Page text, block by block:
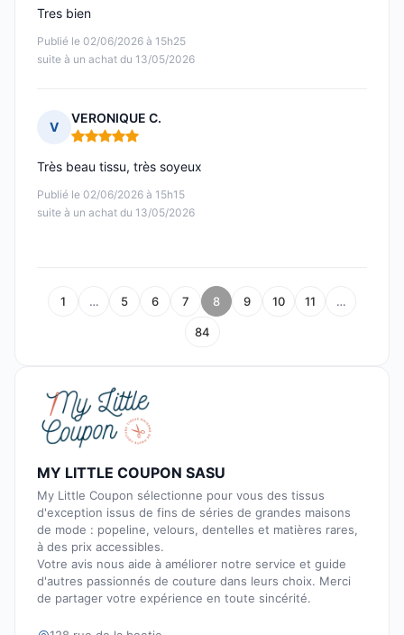
Publié le 02/06/2026 à 15h25
suite à un achat du 13/05/2026
Tres bien
V
VERONIQUE C.
Note : 5 sur 5
Publié le 02/06/2026 à 15h15
suite à un achat du 13/05/2026
Très beau tissu, très soyeux
1 … 5 6 7 8 9 10 11 …
84
MY LITTLE COUPON SASU
My Little Coupon sélectionne pour vous des tissus
d'exception issus de fins de séries de grandes maisons
de mode : popeline, velours, dentelles et matières rares,
à des prix accessibles.
Votre avis nous aide à améliorer notre service et guide
d'autres passionnés de couture dans leurs choix. Merci
de partager votre expérience en toute sincérité.